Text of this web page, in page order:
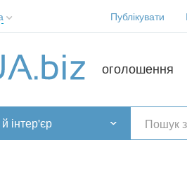
Публікувати
оголошення
інтер'єр